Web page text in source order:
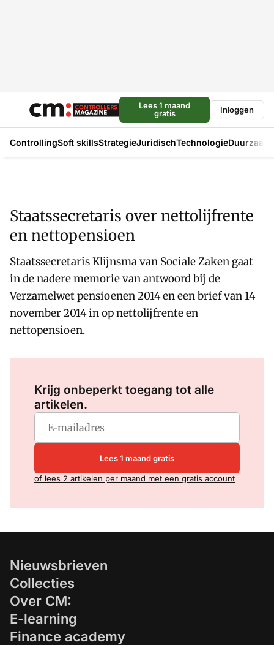
Lees 1 maand
gratis
Inloggen
ControllingSoft skillsStrategieJuridischTechnologie
Staatssecretaris over nettolijfrente
en nettopensioen
Staatssecretaris Klijnsma van Sociale Zaken gaat
in de nadere memorie van antwoord bij de
Verzamelwet pensioenen 2014 en een brief van 14
november 2014 in op nettolijfrente en
nettopensioen.
Krijg onbeperkt toegang tot alle
artikelen.
Lees 1 maand gratis
of lees 2 artikelen per maand met een gratis account
Nieuwsbrieven
Collecties
Over CM:
E-learning
Finance academy